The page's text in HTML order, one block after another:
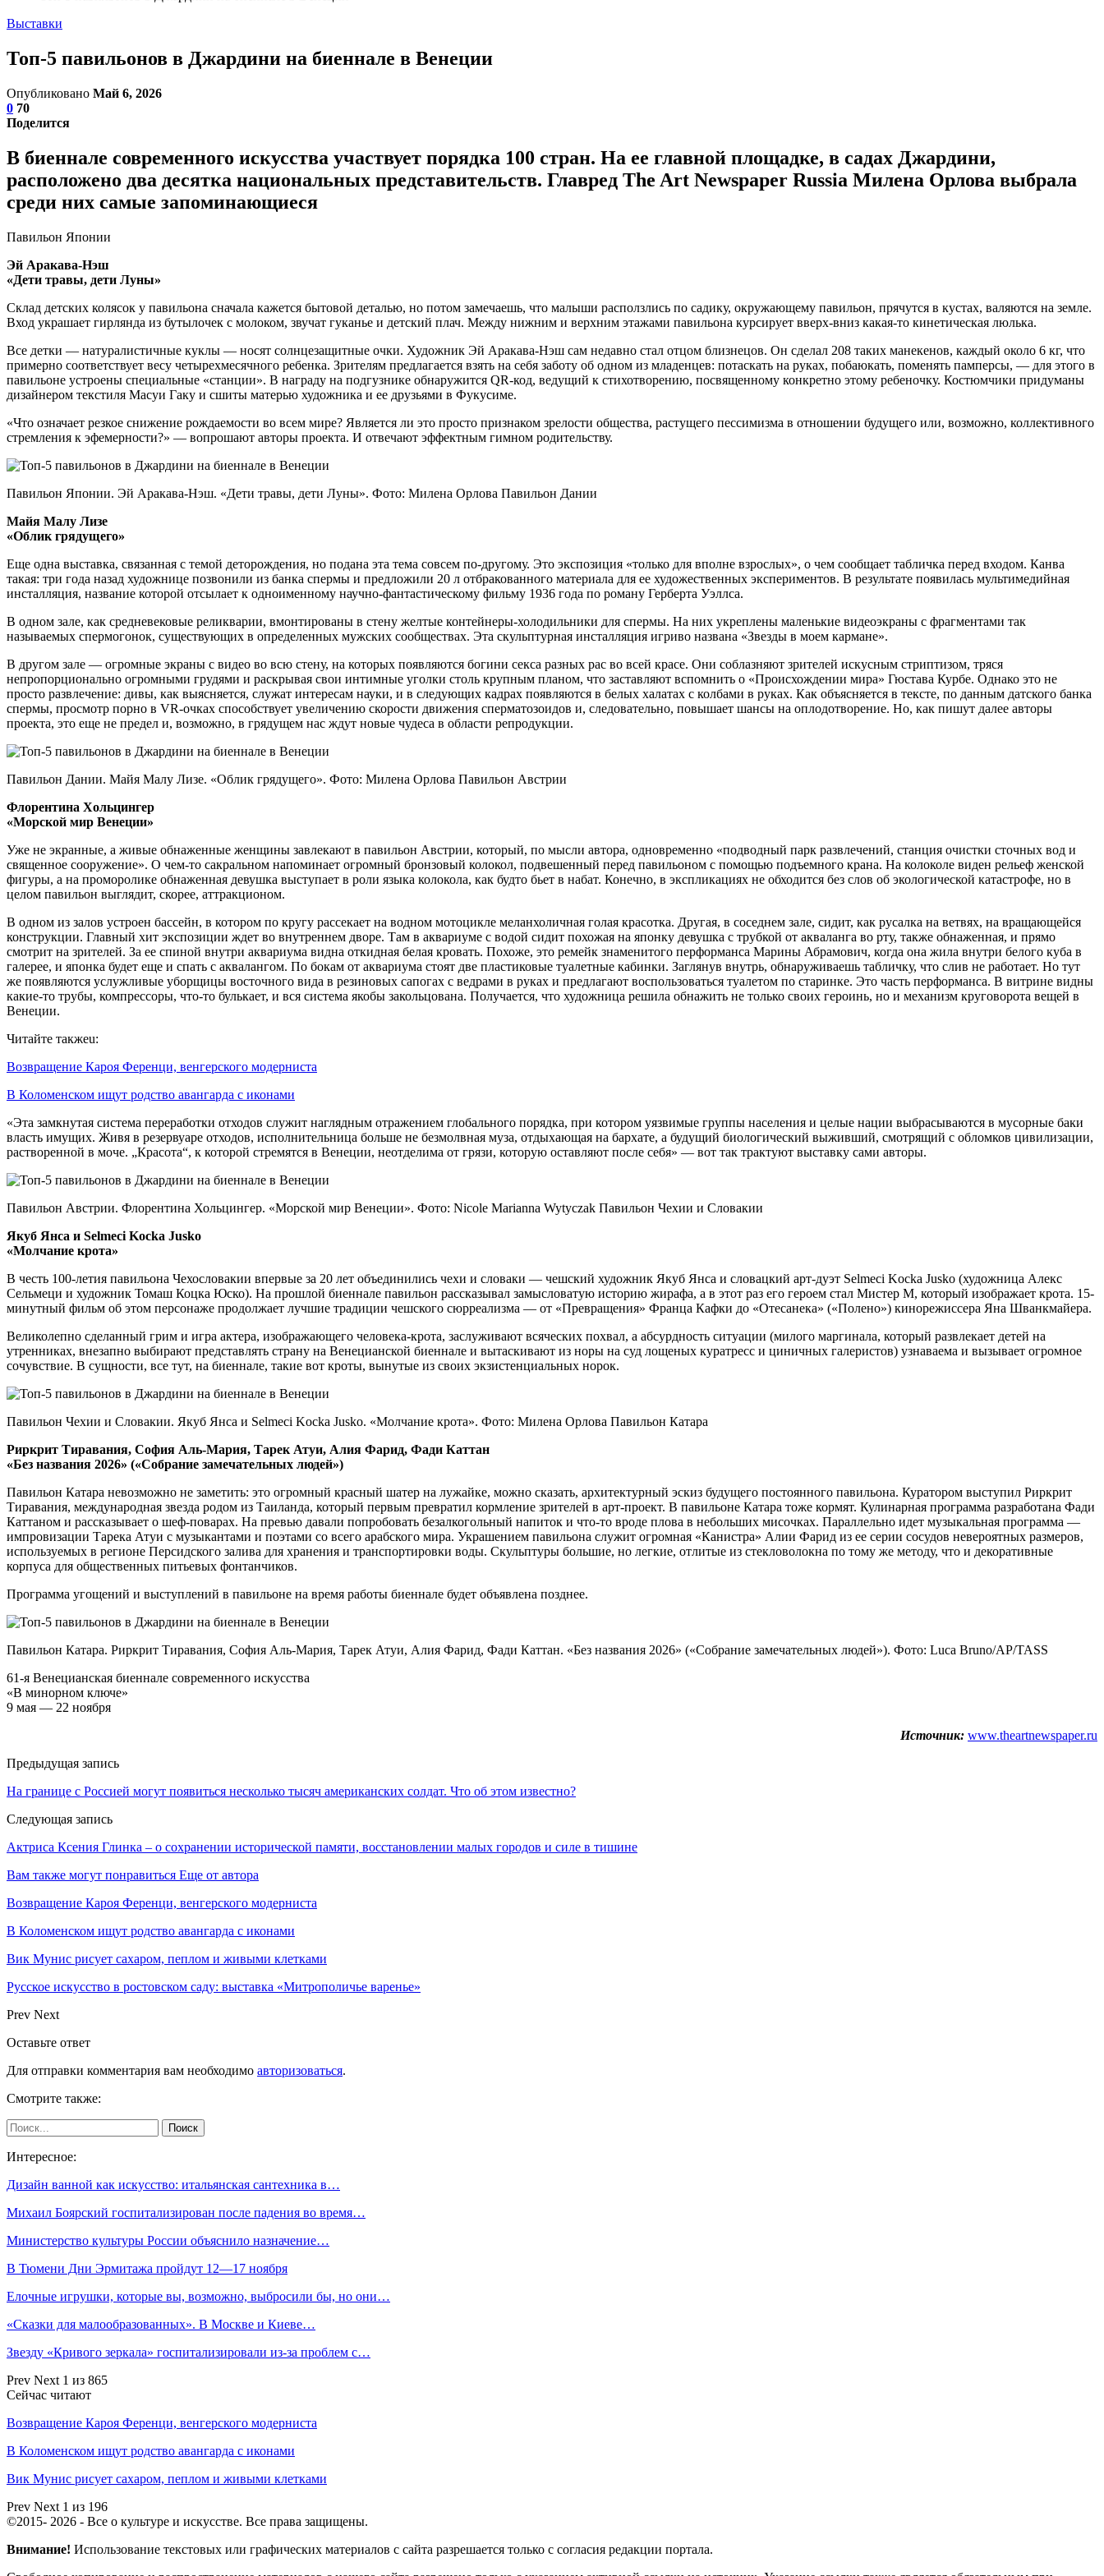
Выставки
Топ-5 павильонов в Джардини на биеннале в Венеции
Опубликовано Май 6, 2026
0 70
Поделится
В биеннале современного искусства участвует порядка 100 стран. На ее главной площадке, в садах Джардини,
расположено два десятка национальных представительств. Главред The Art Newspaper Russia Милена Орлова выбрала
среди них самые запоминающиеся
Павильон Японии
Эй Аракава-Нэш
«Дети травы, дети Луны»
Склад детских колясок у павильона сначала кажется бытовой деталью, но потом замечаешь, что малыши расползлись по садику, окружающему павильон, прячутся в кустах, валяются на земле.
Вход украшает гирлянда из бутылочек с молоком, звучат гуканье и детский плач. Между нижним и верхним этажами павильона курсирует вверх-вниз какая-то кинетическая люлька.
Все детки — натуралистичные куклы — носят солнцезащитные очки. Художник Эй Аракава-Нэш сам недавно стал отцом близнецов. Он сделал 208 таких манекенов, каждый около 6 кг, что
примерно соответствует весу четырехмесячного ребенка. Зрителям предлагается взять на себя заботу об одном из младенцев: потаскать на руках, побаюкать, поменять памперсы, — для этого в
павильоне устроены специальные «станции». В награду на подгузнике обнаружится QR-код, ведущий к стихотворению, посвященному конкретно этому ребеночку. Костюмчики придуманы
дизайнером текстиля Масуи Гаку и сшиты матерью художника и ее друзьями в Фукусиме.
«Что означает резкое снижение рождаемости во всем мире? Является ли это просто признаком зрелости общества, растущего пессимизма в отношении будущего или, возможно, коллективного
стремления к эфемерности?» — вопрошают авторы проекта. И отвечают эффектным гимном родительству.
Павильон Японии. Эй Аракава-Нэш. «Дети травы, дети Луны». Фото: Милена Орлова Павильон Дании
Майя Малу Лизе
«Облик грядущего»
Еще одна выставка, связанная с темой деторождения, но подана эта тема совсем по-другому. Это экспозиция «только для вполне взрослых», о чем сообщает табличка перед входом. Канва
такая: три года назад художнице позвонили из банка спермы и предложили 20 л отбракованного материала для ее художественных экспериментов. В результате появилась мультимедийная
инсталляция, название которой отсылает к одноименному научно-фантастическому фильму 1936 года по роману Герберта Уэллса.
В одном зале, как средневековые реликварии, вмонтированы в стену желтые контейнеры-холодильники для спермы. На них укреплены маленькие видеоэкраны с фрагментами так
называемых спермогонок, существующих в определенных мужских сообществах. Эта скульптурная инсталляция игриво названа «Звезды в моем кармане».
В другом зале — огромные экраны с видео во всю стену, на которых появляются богини секса разных рас во всей красе. Они соблазняют зрителей искусным стриптизом, тряся
непропорционально огромными грудями и раскрывая свои интимные уголки столь крупным планом, что заставляют вспомнить о «Происхождении мира» Гюстава Курбе. Однако это не
просто развлечение: дивы, как выясняется, служат интересам науки, и в следующих кадрах появляются в белых халатах с колбами в руках. Как объясняется в тексте, по данным датского банка
спермы, просмотр порно в VR-очках способствует увеличению скорости движения сперматозоидов и, следовательно, повышает шансы на оплодотворение. Но, как пишут далее авторы
проекта, это еще не предел и, возможно, в грядущем нас ждут новые чудеса в области репродукции.
Павильон Дании. Майя Малу Лизе. «Облик грядущего». Фото: Милена Орлова Павильон Австрии
Флорентина Хольцингер
«Морской мир Венеции»
Уже не экранные, а живые обнаженные женщины завлекают в павильон Австрии, который, по мысли автора, одновременно «подводный парк развлечений, станция очистки сточных вод и
священное сооружение». О чем-то сакральном напоминает огромный бронзовый колокол, подвешенный перед павильоном с помощью подъемного крана. На колоколе виден рельеф женской
фигуры, а на проморолике обнаженная девушка выступает в роли языка колокола, как будто бьет в набат. Конечно, в экспликациях не обходится без слов об экологической катастрофе, но в
целом павильон выглядит, скорее, аттракционом.
В одном из залов устроен бассейн, в котором по кругу рассекает на водном мотоцикле меланхоличная голая красотка. Другая, в соседнем зале, сидит, как русалка на ветвях, на вращающейся
конструкции. Главный хит экспозиции ждет во внутреннем дворе. Там в аквариуме с водой сидит похожая на японку девушка с трубкой от акваланга во рту, также обнаженная, и прямо
смотрит на зрителей. За ее спиной внутри аквариума видна откидная белая кровать. Похоже, это ремейк знаменитого перформанса Марины Абрамович, когда она жила внутри белого куба в
галерее, и японка будет еще и спать с аквалангом. По бокам от аквариума стоят две пластиковые туалетные кабинки. Заглянув внутрь, обнаруживаешь табличку, что слив не работает. Но тут
же появляются услужливые уборщицы восточного вида в резиновых сапогах с ведрами в руках и предлагают воспользоваться туалетом по старинке. Это часть перформанса. В витрине видны
какие-то трубы, компрессоры, что-то булькает, и вся система якобы закольцована. Получается, что художница решила обнажить не только своих героинь, но и механизм круговорота вещей в
Венеции.
Читайте такжеu:
Возвращение Кароя Ференци, венгерского модерниста
В Коломенском ищут родство авангарда с иконами
«Эта замкнутая система переработки отходов служит наглядным отражением глобального порядка, при котором уязвимые группы населения и целые нации выбрасываются в мусорные баки
власть имущих. Живя в резервуаре отходов, исполнительница больше не безмолвная муза, отдыхающая на бархате, а будущий биологический выживший, смотрящий с обломков цивилизации,
растворенной в моче. „Красота“, к которой стремятся в Венеции, неотделима от грязи, которую оставляют после себя» — вот так трактуют выставку сами авторы.
Павильон Австрии. Флорентина Хольцингер. «Морской мир Венеции». Фото: Nicole Marianna Wytyczak Павильон Чехии и Словакии
Якуб Янса и Selmeci Kocka Jusko
«Молчание крота»
В честь 100-летия павильона Чехословакии впервые за 20 лет объединились чехи и словаки — чешский художник Якуб Янса и словацкий арт-дуэт Selmeci Kocka Jusko (художница Алекс
Сельмеци и художник Томаш Коцка Юско). На прошлой биеннале павильон рассказывал замысловатую историю жирафа, а в этот раз его героем стал Мистер М, который изображает крота. 15-
минутный фильм об этом персонаже продолжает лучшие традиции чешского сюрреализма — от «Превращения» Франца Кафки до «Отесанека» («Полено») кинорежиссера Яна Шванкмайера.
Великолепно сделанный грим и игра актера, изображающего человека-крота, заслуживают всяческих похвал, а абсурдность ситуации (милого маргинала, который развлекает детей на
утренниках, внезапно выбирают представлять страну на Венецианской биеннале и вытаскивают из норы на суд лощеных куратресс и циничных галеристов) узнаваема и вызывает огромное
сочувствие. В сущности, все тут, на биеннале, такие вот кроты, вынутые из своих экзистенциальных норок.
Павильон Чехии и Словакии. Якуб Янса и Selmeci Kocka Jusko. «Молчание крота». Фото: Милена Орлова Павильон Катара
Риркрит Тиравания, София Аль-Мария, Тарек Атуи, Алия Фарид, Фади Каттан
«Без названия 2026» («Собрание замечательных людей»)
Павильон Катара невозможно не заметить: это огромный красный шатер на лужайке, можно сказать, архитектурный эскиз будущего постоянного павильона. Куратором выступил Риркрит
Тиравания, международная звезда родом из Таиланда, который первым превратил кормление зрителей в арт-проект. В павильоне Катара тоже кормят. Кулинарная программа разработана Фади
Каттаном и рассказывает о шеф-поварах. На превью давали попробовать безалкогольный напиток и что-то вроде плова в небольших мисочках. Параллельно идет музыкальная программа —
импровизации Тарека Атуи с музыкантами и поэтами со всего арабского мира. Украшением павильона служит огромная «Канистра» Алии Фарид из ее серии сосудов невероятных размеров,
используемых в регионе Персидского залива для хранения и транспортировки воды. Скульптуры большие, но легкие, отлитые из стекловолокна по тому же методу, что и декоративные
корпуса для общественных питьевых фонтанчиков.
Программа угощений и выступлений в павильоне на время работы биеннале будет объявлена позднее.
Павильон Катара. Риркрит Тиравания, София Аль-Мария, Тарек Атуи, Алия Фарид, Фади Каттан. «Без названия 2026» («Собрание замечательных людей»). Фото: Luca Bruno/AP/TASS
61-я Венецианская биеннале современного искусства
«В минорном ключе»
9 мая — 22 ноября
Источник: www.theartnewspaper.ru
Предыдущая запись
На границе с Россией могут появиться несколько тысяч американских солдат. Что об этом известно?
Следующая запись
Актриса Ксения Глинка – о сохранении исторической памяти, восстановлении малых городов и силе в тишине
Вам также могут понравиться Еще от автора
Возвращение Кароя Ференци, венгерского модерниста
В Коломенском ищут родство авангарда с иконами
Вик Мунис рисует сахаром, пеплом и живыми клетками
Русское искусство в ростовском саду: выставка «Митрополичье варенье»
Prev Next
Оставьте ответ
Для отправки комментария вам необходимо авторизоваться.
Смотрите также:
Интересное:
Дизайн ванной как искусство: итальянская сантехника в…
Михаил Боярский госпитализирован после падения во время…
Министерство культуры России объяснило назначение…
В Тюмени Дни Эрмитажа пройдут 12—17 ноября
Елочные игрушки, которые вы, возможно, выбросили бы, но они…
«Сказки для малообразованных». В Москве и Киеве…
Звезду «Кривого зеркала» госпитализировали из-за проблем с…
Prev Next 1 из 865
Сейчас читают
Возвращение Кароя Ференци, венгерского модерниста
В Коломенском ищут родство авангарда с иконами
Вик Мунис рисует сахаром, пеплом и живыми клетками
Prev Next 1 из 196
©2015- 2026 - Все о культуре и искусстве. Все права защищены.
Внимание! Использование текстовых или графических материалов с сайта разрешается только c согласия редакции портала.